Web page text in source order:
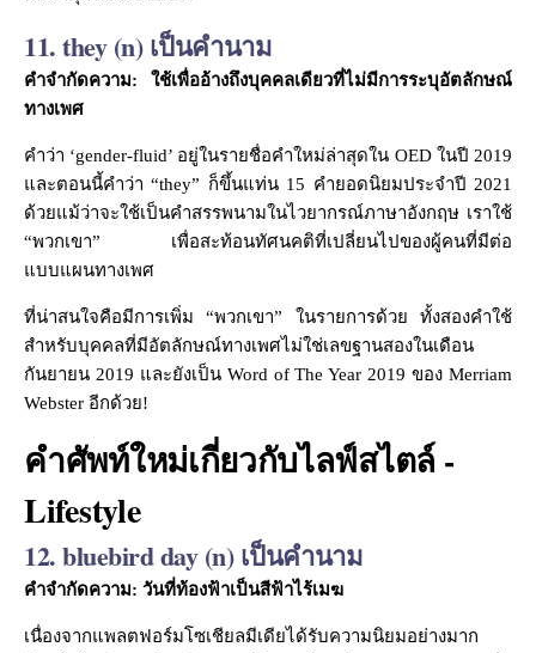
11. they (n) เป็นคำนาม
คำจำกัดความ: ใช้เพื่ออ้างถึงบุคคลเดียวที่ไม่มีการระบุอัตลักษณ์
ทางเพศ
คำว่า ‘gender-fluid’ อยู่ในรายชื่อคำใหม่ล่าสุดใน OED ในปี 2019
และตอนนี้คำว่า “they” ก็ขึ้นแท่น 15 คำยอดนิยมประจำปี 2021
ด้วยแม้ว่าจะใช้เป็นคำสรรพนามในไวยากรณ์ภาษาอังกฤษ เราใช้
“พวกเขา” เพื่อสะท้อนทัศนคติที่เปลี่ยนไปของผู้คนที่มีต่อ
แบบแผนทางเพศ
ที่น่าสนใจคือมีการเพิ่ม “พวกเขา” ในรายการด้วย ทั้งสองคำใช้
สำหรับบุคคลที่มีอัตลักษณ์ทางเพศไม่ใช่เลขฐานสองในเดือน
กันยายน 2019 และยังเป็น Word of The Year 2019 ของ Merriam
Webster อีกด้วย!
คำศัพท์ใหม่เกี่ยวกับไลฟ์สไตล์ -
Lifestyle
12. bluebird day (n) เป็นคำนาม
คำจำกัดความ: วันที่ท้องฟ้าเป็นสีฟ้าไร้เมฆ
เนื่องจากแพลตฟอร์มโซเชียลมีเดียได้รับความนิยมอย่างมาก